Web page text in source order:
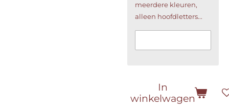
meerdere kleuren,
alleen hoofdletters...
In
winkelwagen